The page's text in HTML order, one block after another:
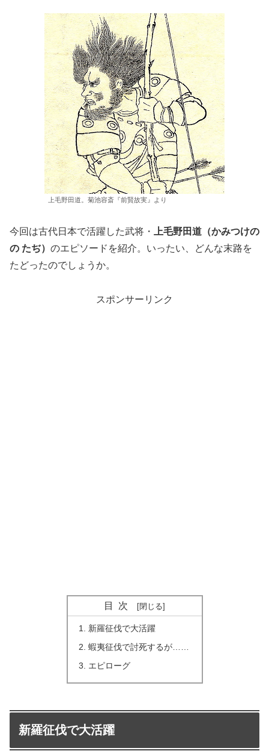
上毛野田道。菊池容斎『前賢故実』より
今回は古代日本で活躍した武将・
上毛野田道（かみつけの
の たぢ） のエピソードを紹介。いったい、どんな末路を
たどったのでしょうか。
スポンサーリンク
目次
新羅征伐で大活躍
蝦夷征伐で討死するが……
エピローグ
新羅征伐で大活躍